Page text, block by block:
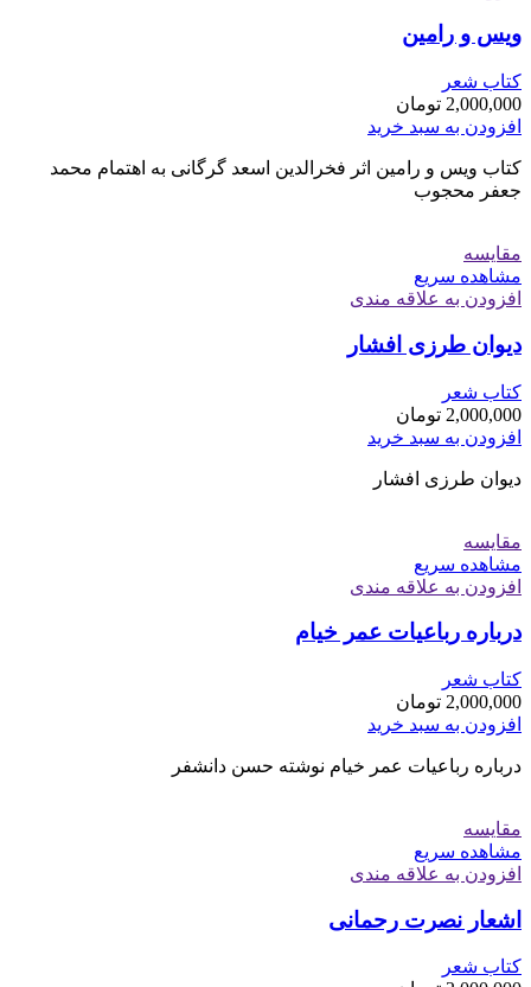
ویس و رامین
کتاب شعر
2,000,000 تومان
افزودن به سبد خرید
کتاب ویس و رامین اثر فخرالدین اسعد گرگانی به اهتمام محمد
جعفر محجوب
مقایسه
مشاهده سریع
افزودن به علاقه مندی
دیوان طرزی افشار
کتاب شعر
2,000,000 تومان
افزودن به سبد خرید
دیوان طرزی افشار
مقایسه
مشاهده سریع
افزودن به علاقه مندی
درباره رباعیات عمر خیام
کتاب شعر
2,000,000 تومان
افزودن به سبد خرید
درباره رباعیات عمر خیام نوشته حسن دانشفر
مقایسه
مشاهده سریع
افزودن به علاقه مندی
اشعار نصرت رحمانی
کتاب شعر